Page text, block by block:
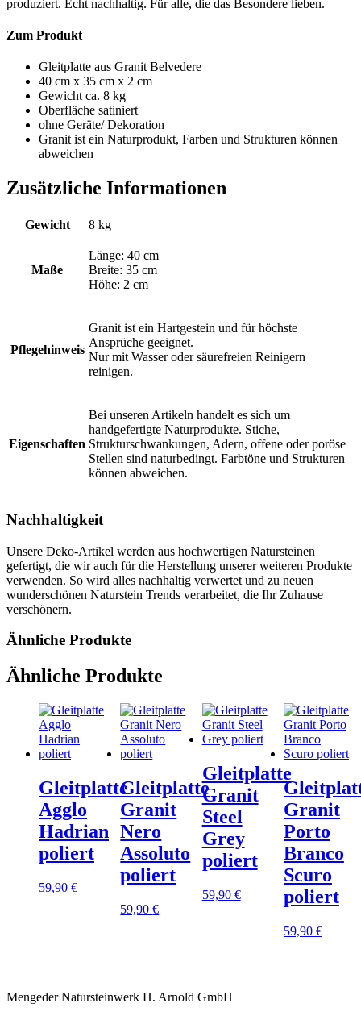
produziert. Echt nachhaltig. Für alle, die das Besondere lieben.
Zum Produkt
Gleitplatte aus Granit Belvedere
40 cm x 35 cm x 2 cm
Gewicht ca. 8 kg
Oberfläche satiniert
ohne Geräte/ Dekoration
Granit ist ein Naturprodukt, Farben und Strukturen können
abweichen
Zusätzliche Informationen
Gewicht 8 kg
Maße
Länge: 40 cm
Breite: 35 cm
Höhe: 2 cm
Pflegehinweis
Granit ist ein Hartgestein und für höchste
Ansprüche geeignet.
Nur mit Wasser oder säurefreien Reinigern
reinigen.
Eigenschaften
Bei unseren Artikeln handelt es sich um
handgefertigte Naturprodukte. Stiche,
Strukturschwankungen, Adern, offene oder poröse
Stellen sind naturbedingt. Farbtöne und Strukturen
können abweichen.
Nachhaltigkeit
Unsere Deko-Artikel werden aus hochwertigen Natursteinen
gefertigt, die wir auch für die Herstellung unserer weiteren Produkte
verwenden. So wird alles nachhaltig verwertet und zu neuen
wunderschönen Naturstein Trends verarbeitet, die Ihr Zuhause
verschönern.
Ähnliche Produkte
Ähnliche Produkte
Gleitplatte
Agglo
Hadrian
poliert
59,90 €
Gleitplatte
Granit
Nero
Assoluto
poliert
59,90€
Gleitplatte
Granit
Steel
Grey
poliert
59,90 €
Granit
Porto
Branco
Scuro
poliert
59,90 €
Mengeder Natursteinwerk H. Arnold GmbH